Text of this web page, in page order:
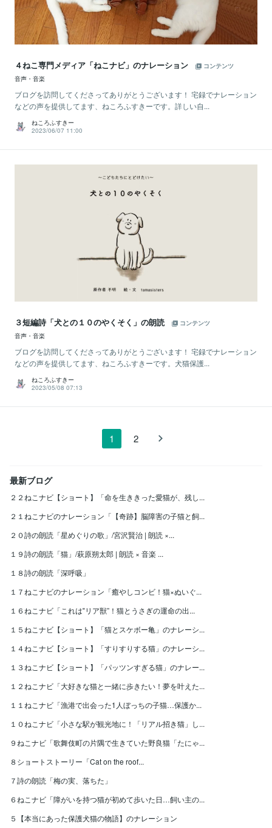
４ねこ専門メディア「ねこナビ」のナレーション
コンテンツ
音声・音楽
ブログを訪問してくださってありがとうございます！ 宅録でナレーション
などの声を提供してます、ねころふすきーです。詳しい自...
ねころふすきー
2023/06/07 11:00
３短編詩「犬との１０のやくそく」の朗読
コンテンツ
音声・音楽
ブログを訪問してくださってありがとうございます！ 宅録でナレーション
などの声を提供してます、ねころふすきーです。犬猫保護...
ねころふすきー
2023/05/08 07:13
1 2
最新ブログ
２２ねこナビ【ショート】「命を生ききった愛猫が、残し...
２１ねこナビのナレーション「【奇跡】脳障害の子猫と飼...
２０詩の朗読「星めぐりの歌」/宮沢賢治 | 朗読 ×...
１９詩の朗読「猫」/萩原朔太郎 | 朗読 × 音楽 ...
１８詩の朗読「深呼吸」
１７ねこナビのナレーション「癒やしコンビ！猫×ぬいぐ...
１６ねこナビ「これは‟リア獣”！猫とうさぎの運命の出...
１５ねこナビ【ショート】「猫とスケボー亀」のナレーシ...
１４ねこナビ【ショート】「すりすりする猫」のナレーシ...
１３ねこナビ【ショート】「パッツンすぎる猫」のナレー...
１２ねこナビ「大好きな猫と一緒に歩きたい！夢を叶えた...
１１ねこナビ「漁港で出会った1人ぼっちの子猫…保護か...
１０ねこナビ「小さな駅が観光地に！「リアル招き猫」し...
９ねこナビ「歌舞伎町の片隅で生きていた野良猫「たにゃ...
８ショートストーリー「Cat on the roof...
７詩の朗読「梅の実、落ちた」
６ねこナビ「障がいを持つ猫が初めて歩いた日…飼い主の...
５【本当にあった保護犬猫の物語】のナレーション